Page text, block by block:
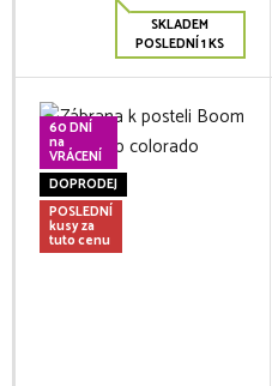
SKLADEM
POSLEDNÍ 1 KS
60 DNÍ
na
VRÁCENÍ
DOPRODEJ
POSLEDNÍ
kusy za
tuto cenu